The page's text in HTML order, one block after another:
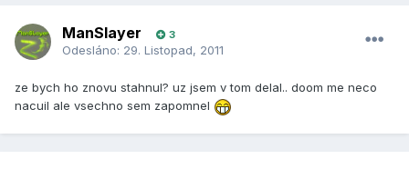
ManSlayer 3
Odesláno: 29. Listopad, 2011
ze bych ho znovu stahnul? uz jsem v tom delal.. doom me neco
nacuil ale vsechno sem zapomnel